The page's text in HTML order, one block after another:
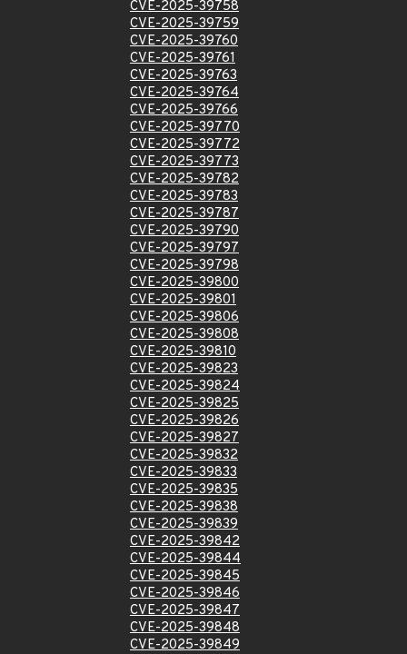
CVE-2025-39758
CVE-2025-39759
CVE-2025-39760
CVE-2025-39761
CVE-2025-39763
CVE-2025-39764
CVE-2025-39766
CVE-2025-39770
CVE-2025-39772
CVE-2025-39773
CVE-2025-39782
CVE-2025-39783
CVE-2025-39787
CVE-2025-39790
CVE-2025-39797
CVE-2025-39798
CVE-2025-39800
CVE-2025-39801
CVE-2025-39806
CVE-2025-39808
CVE-2025-39810
CVE-2025-39823
CVE-2025-39824
CVE-2025-39825
CVE-2025-39826
CVE-2025-39827
CVE-2025-39832
CVE-2025-39833
CVE-2025-39835
CVE-2025-39838
CVE-2025-39839
CVE-2025-39842
CVE-2025-39844
CVE-2025-39845
CVE-2025-39846
CVE-2025-39847
CVE-2025-39848
CVE-2025-39849